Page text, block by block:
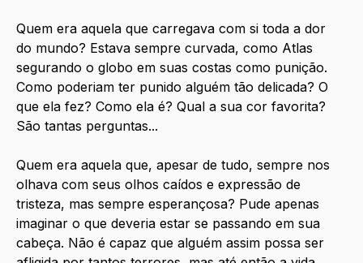
Quem era aquela que carregava com si toda a dor
do mundo? Estava sempre curvada, como Atlas
segurando o globo em suas costas como punição.
Como poderiam ter punido alguém tão delicada? O
que ela fez? Como ela é? Qual a sua cor favorita?
São tantas perguntas...
Quem era aquela que, apesar de tudo, sempre nos
olhava com seus olhos caídos e expressão de
tristeza, mas sempre esperançosa? Pude apenas
imaginar o que deveria estar se passando em sua
cabeça. Não é capaz que alguém assim possa ser